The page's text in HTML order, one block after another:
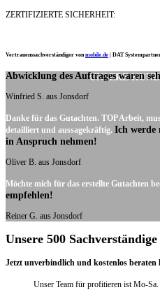
ZERTIFIZIERTE SICHERHEIT:
Vertrauenssachverständiger vonmobile.de DAT Systempartner
UNSERE
Abwicklung des Auftrages waren
Winfried S. aus Jonsdorf
Danke für das Gutachten. TOP Arbeit,
detailliert und aussagekräftig. Ich werde
in Anspruch nehmen!
Oliver B. aus Jonsdorf
Möchte mich für das erstellte Gutachten
empfehlen!
Reiner G. aus Jonsdorf
Unsere 500
Jetzt unverbindlich und kostenlos beraten
Unser Team für profitieren ist Mo-